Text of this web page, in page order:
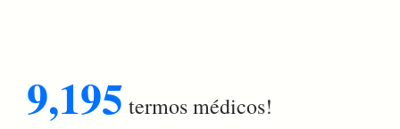
9,195 termos médicos!